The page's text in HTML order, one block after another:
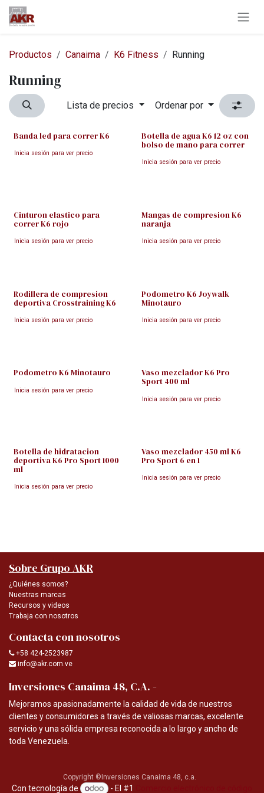
Ir al contenido
Productos Canaima K6 Fitness Running
Running
Lista de precios Ordenar por
Banda led para correr K6
Inicia sesión para ver precio
Botella de agua K6 12 oz con
bolso de mano para correr
Inicia sesión para ver precio
Cinturon elastico para
correr K6 rojo
Inicia sesión para ver precio
Mangas de compresion K6
naranja
Inicia sesión para ver precio
Rodillera de compresion
deportiva Crosstraining K6
Inicia sesión para ver precio
Podometro K6 Joywalk
Minotauro
Inicia sesión para ver precio
Podometro K6 Minotauro
Inicia sesión para ver precio
Vaso mezclador K6 Pro
Sport 400 ml
Inicia sesión para ver precio
Botella de hidratacion
deportiva K6 Pro Sport 1000
ml
Inicia sesión para ver precio
Vaso mezclador 450 ml K6
Pro Sport 6 en 1
Inicia sesión para ver precio
Sobre Grupo AKR
¿Quiénes somos?
Nuestras marcas
Recursos y videos
Trabaja con nosotros
Contacta con nosotros
+58 424-2523987
info@akr.com.ve
Inversiones Canaima 48, C.A. -
Mejoramos apasionadamente la calidad de vida de nuestros
clientes y consumidores a través de valiosas marcas, excelente
servicio y una sólida empresa reconocida a lo largo y ancho de
toda Venezuela.
Copyright ©Inversiones Canaima 48, c.a.
Con tecnología de - El #1